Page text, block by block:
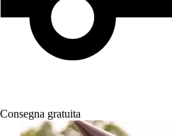
Consegna gratuita